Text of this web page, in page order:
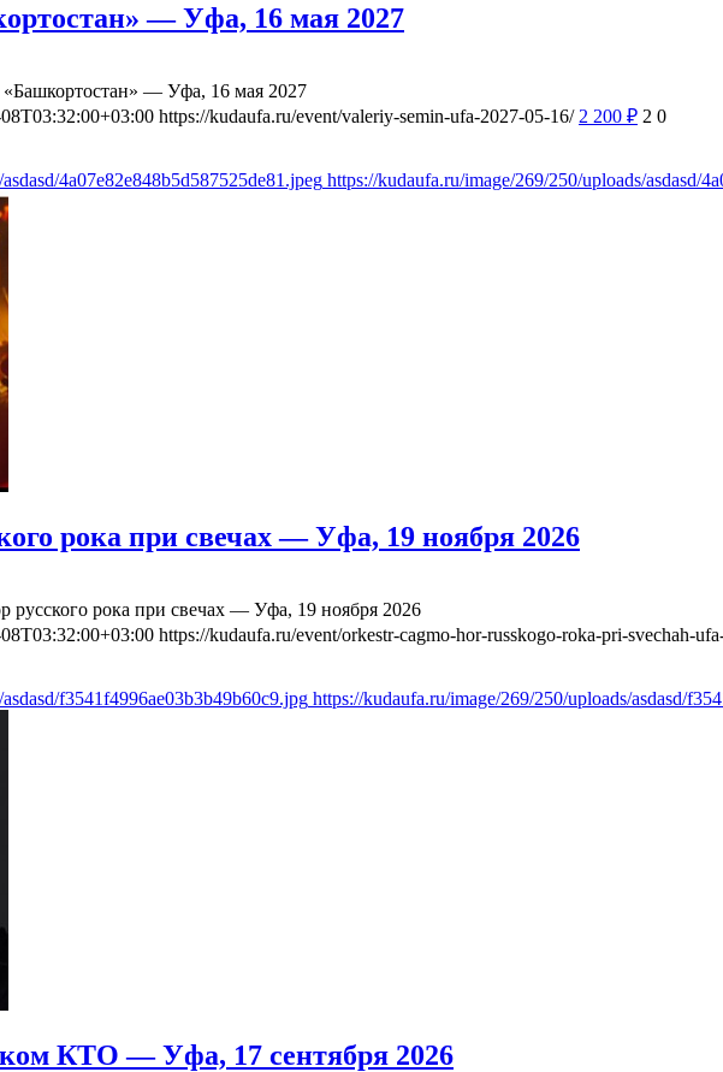
— Уфа, 16 мая 2027
— Уфа, 16 мая 2027
https://kudaufa.ru/event/valeriy-semin-ufa-2027-05-16/ 2 200 ₽ 2 0
4a07e82e848b5d587525de81.jpeg https://kudaufa.ru/image/269/250/uploads/asdasd/
рока при свечах — Уфа, 19 ноября 2026
русского рока при свечах — Уфа, 19 ноября 2026
https://kudaufa.ru/event/orkestr-cagmo-hor-russkogo-roka-pri-svechah-
f3541f4996ae03b3b49b60c9.jpg https://kudaufa.ru/image/269/250/uploads/asdasd/
КТО — Уфа, 17 сентября 2026